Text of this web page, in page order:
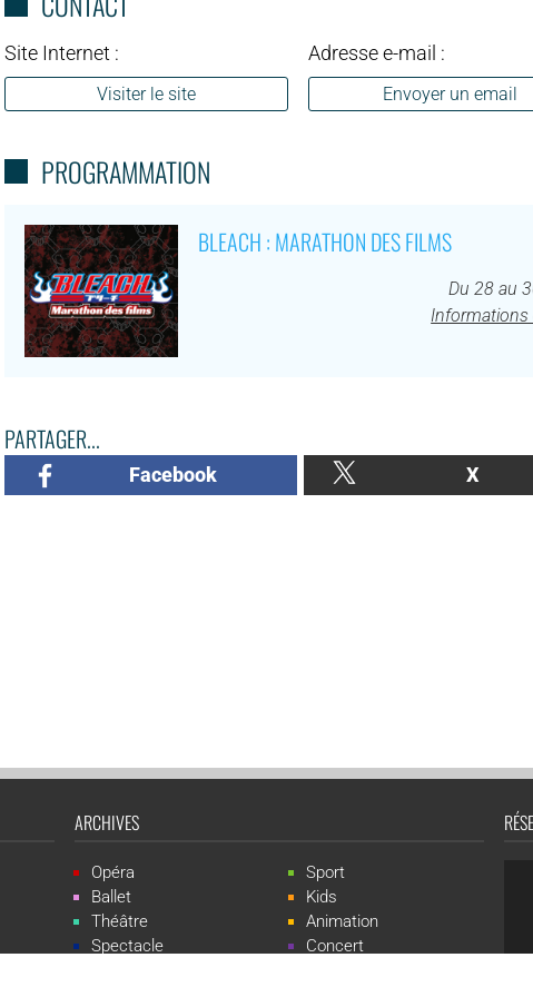
Site Internet :
Visiter le site
Adresse e-mail :
Envoyer un email
PROGRAMMATION
BLEACH : MARATHON DES FILMS
Du 28 au
Informations
PARTAGER...
Facebook X
ARCHIVES
Opéra
Ballet
Théâtre
Spectacle
Sport
Kids
Animation
Concert